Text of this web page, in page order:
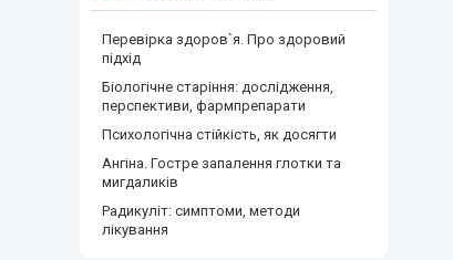
Перевірка здоров`я. Про здоровий
підхід
Біологічне старіння: дослідження,
перспективи, фармпрепарати
Психологічна стійкість, як досягти
Ангіна. Гостре запалення глотки та
мигдаликів
Радикуліт: симптоми, методи
лікування